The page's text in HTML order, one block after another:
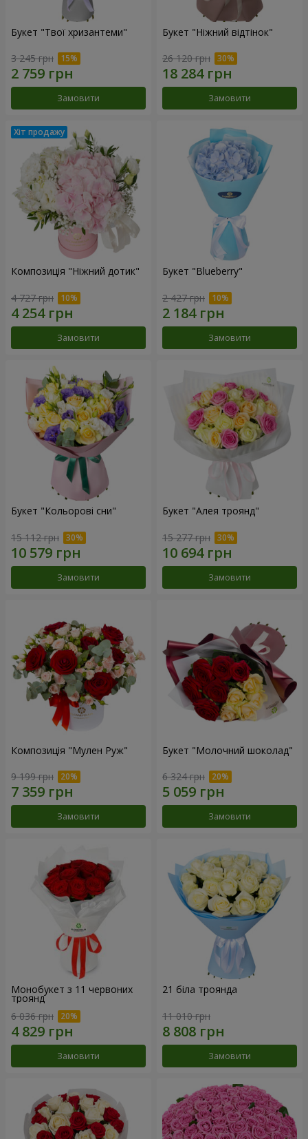
Букет "Твої хризантеми"
3 245 грн
Замовити
Букет "Ніжний відтінок"
26 120 грн
Замовити
Композиція "Ніжний дотик"
4 727 грн
Замовити
Букет "Blueberry"
2 427 грн
Замовити
Букет "Кольорові сни"
15 112 грн
Замовити
Букет "Алея троянд"
15 277 грн
Замовити
Композиція "Мулен Руж"
9 199 грн
Замовити
Букет "Молочний шоколад"
6 324 грн
Замовити
Монобукет з 11 червоних
троянд
6 036 грн
Замовити
21 біла троянда
11 010 грн
Замовити